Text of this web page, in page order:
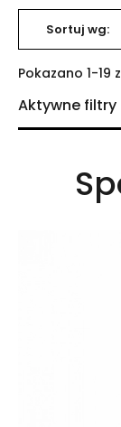
Sortuj wg:
Pokazano 1-19
Aktywne filtry